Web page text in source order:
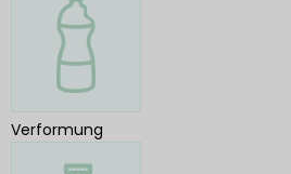
Verformung